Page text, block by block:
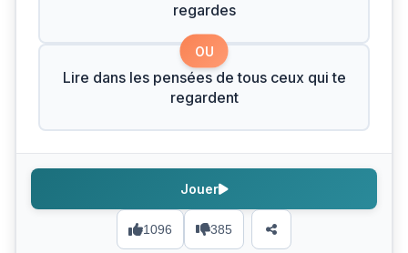
regardes
OU
Lire dans les pensées de tous ceux qui te
regardent
1096 385
Jouer